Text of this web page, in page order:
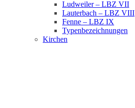
Ludweiler – LBZ VII
Lauterbach – LBZ VIII
Fenne – LBZ IX
Typenbezeichnungen
Kirchen